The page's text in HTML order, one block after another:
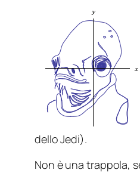
dello Jedi).
Non è una trappola,